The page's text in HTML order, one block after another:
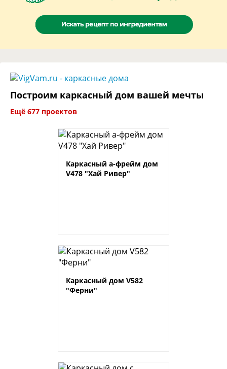
Построим каркасный дом вашей мечты
Ещё 677 проектов
Каркасный а-фрейм дом
V478 "Хай Ривер"
Каркасный дом V582
"Ферни"